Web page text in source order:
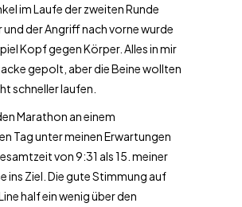
im Laufe der zweiten Runde
der Angriff nach vorne wurde
Kopf gegen Körper. Alles in mir
gepolt, aber die Beine wollten
schneller laufen.
Marathon an einem
Tag unter meinen Erwartungen
von 9:31 als 15. meiner
ins Ziel. Die gute Stimmung auf
half ein wenig über den